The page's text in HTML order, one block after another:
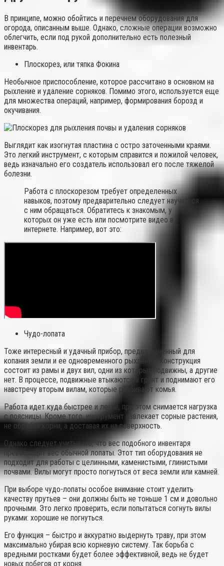
В принципе, можно обойтись и перечнем оборудования для
огорода, описанным выше. Однако, сложные операции возможно
облегчить, если под рукой дополнительно есть полезный
инвентарь.
Плоскорез, или тяпка Фокина
Необычное приспособление, которое рассчитано в основном на
рыхление и удаление сорняков. Помимо этого, используется еще
для множества операций, например, формирования борозд и
окучивания.
Выглядит как изогнутая пластина с остро заточенными краями.
Это легкий инструмент, с которым справится и пожилой человек,
ведь изначально его создатель использовал его после тяжелой
болезни.
Работа с плоскорезом требует определенных
навыков, поэтому предварительно следует научиться
с ним обращаться. Обратитесь к знакомым, у
которых он уже есть или посмотрите видео в
интернете. Например, вот это:
Чудо-лопата
Тоже интересный и удачный прибор, предназначенный для
копания земли и ее одновременного рыхления. Конструкция
состоит из рамы и двух вил, одни из которых подвижны, а другие
нет. В процессе, подвижные втыкаются в грунт и поднимают его
навстречу вторым вилам, которые разбивают комья.
Работа идет куда быстрее и легче, при этом снимается нагрузка
с поясницы. Кроме того, инструмент извлекает сорные растения,
не обрубая корни, а доставая их на поверхность.
Однако следует учитывать, что вес подобного инвентаря
превосходит вес обычной лопаты. Этот тип оборудования не
подходит для работы с целинными, каменистыми, глинистыми
почвами. Вилы могут просто погнуться от веса земли или камней.
При выборе чудо-лопаты особое внимание стоит уделить
качеству прутьев – они должны быть не тоньше 1 см и довольно
прочными. Это легко проверить, если попытаться согнуть вилы
руками: хорошие не погнуться.
Его функция – быстро и аккуратно выдернуть траву, при этом
максимально убирая всю корневую систему. Так борьба с
вредными ростками будет более эффективной, ведь не будет
новых побегов от корня.